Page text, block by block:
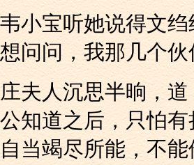
听她说得文绉
问问，我那几个
沉思半晌，道
知道之后，只怕
当竭尽所能，不